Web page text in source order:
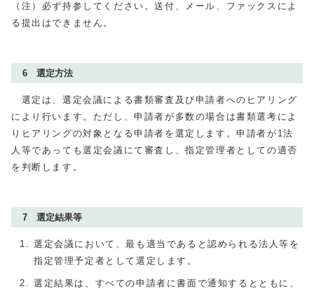
（注）必ず持参してください。送付、メール、ファックスによ
る提出はできません。
6 選定方法
選定は、選定会議による書類審査及び申請者へのヒアリング
により行います。ただし、申請者が多数の場合は書類選考によ
りヒアリングの対象となる申請者を選定します。申請者が1法
人等であっても選定会議にて審査し、指定管理者としての適否
を判断します。
7 選定結果等
選定会議において、最も適当であると認められる法人等を
指定管理予定者として選定します。
選定結果は、すべての申請者に書面で通知するとともに、